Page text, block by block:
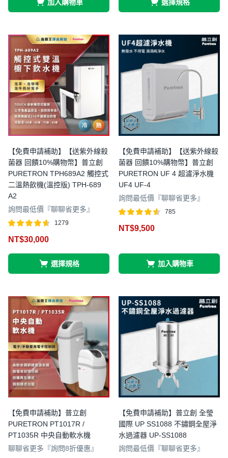
加入購物車 選擇規格
【免費申請補助】【送紫外線殺
菌器 回饋10%購物幣】普立創
PURETRON TPH689A2 觸控式
二溫熱飲機(溫控版) TPH-689
A2
詢問最低價『聊聊省更多』
4.61
1279
NT$30,000
選擇規格
【免費申請補助】【送紫外線殺
菌器 回饋10%購物幣】普立創
PURETRON UF 4 超濾淨水機
UF4 UF-4
詢問最低價『聊聊省更多』
4.55
785
NT$9,500
加入購物車
【免費申請補助】普立創
PURETRON PT1017R /
PT1035R 中央自動軟水機
聊聊省更多『詢問8折優惠』
【免費申請補助】普立創 全瑩
國際 UP SS1088 不鏽鋼全屋淨
水過濾器 UP-SS1088
詢問最低價『聊聊省更多』